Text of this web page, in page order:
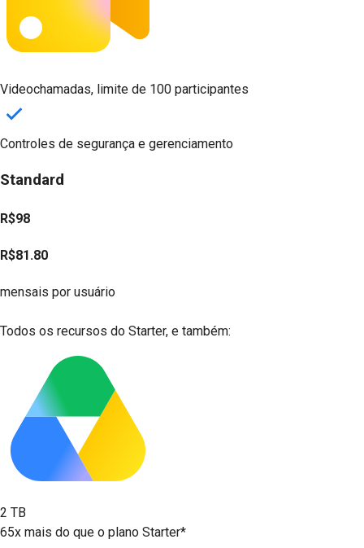
Videochamadas, limite de 100 participantes
Controles de segurança e gerenciamento
Standard
R$98
R$81.80
mensais por usuário
Todos os recursos do Starter, e também:
2 TB
65x mais do que o plano Starter*